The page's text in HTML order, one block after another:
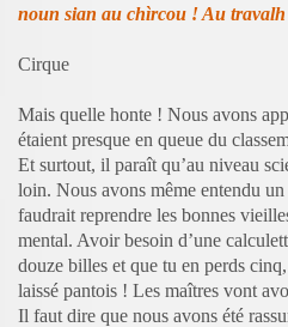
noun sian au chìrcou ! Au
Cirque
Mais quelle honte ! Nous avons
étaient presque en queue du
Et surtout, il paraît qu’au niveau
loin. Nous avons même entendu
faudrait reprendre les bonnes
mental. Avoir besoin d’une
douze billes et que tu en perds
laissé pantois ! Les maîtres vont
Il faut dire que nous avons été